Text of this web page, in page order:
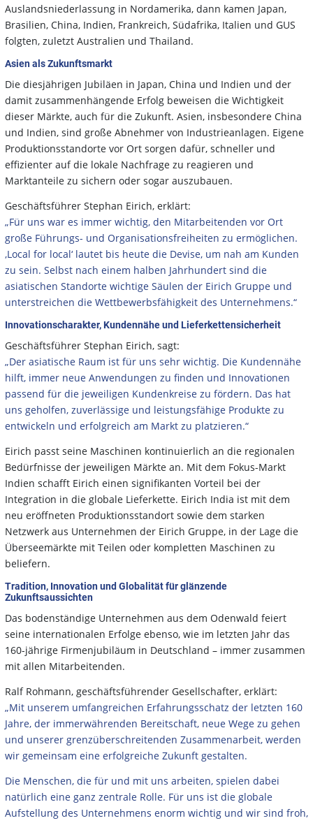
Auslandsniederlassung in Nordamerika, dann kamen Japan,
Brasilien, China, Indien, Frankreich, Südafrika, Italien und GUS
folgten, zuletzt Australien und Thailand.
Asien als Zukunftsmarkt
Die diesjährigen Jubiläen in Japan, China und Indien und der
damit zusammenhängende Erfolg beweisen die Wichtigkeit
dieser Märkte, auch für die Zukunft. Asien, insbesondere China
und Indien, sind große Abnehmer von Industrieanlagen. Eigene
Produktionsstandorte vor Ort sorgen dafür, schneller und
effizienter auf die lokale Nachfrage zu reagieren und
Marktanteile zu sichern oder sogar auszubauen.
Geschäftsführer Stephan Eirich, erklärt:
„Für uns war es immer wichtig, den Mitarbeitenden vor Ort
große Führungs- und Organisationsfreiheiten zu ermöglichen.
‚Local for local‘ lautet bis heute die Devise, um nah am Kunden
zu sein. Selbst nach einem halben Jahrhundert sind die
asiatischen Standorte wichtige Säulen der Eirich Gruppe und
unterstreichen die Wettbewerbsfähigkeit des Unternehmens.“
Innovationscharakter, Kundennähe und Lieferkettensicherheit
Geschäftsführer Stephan Eirich, sagt:
„Der asiatische Raum ist für uns sehr wichtig. Die Kundennähe
hilft, immer neue Anwendungen zu finden und Innovationen
passend für die jeweiligen Kundenkreise zu fördern. Das hat
uns geholfen, zuverlässige und leistungsfähige Produkte zu
entwickeln und erfolgreich am Markt zu platzieren.“
Eirich passt seine Maschinen kontinuierlich an die regionalen
Bedürfnisse der jeweiligen Märkte an. Mit dem Fokus-Markt
Indien schafft Eirich einen signifikanten Vorteil bei der
Integration in die globale Lieferkette. Eirich India ist mit dem
neu eröffneten Produktionsstandort sowie dem starken
Netzwerk aus Unternehmen der Eirich Gruppe, in der Lage die
Überseemärkte mit Teilen oder kompletten Maschinen zu
beliefern.
Tradition, Innovation und Globalität für glänzende
Zukunftsaussichten
Das bodenständige Unternehmen aus dem Odenwald feiert
seine internationalen Erfolge ebenso, wie im letzten Jahr das
160-jährige Firmenjubiläum in Deutschland – immer zusammen
mit allen Mitarbeitenden.
Ralf Rohmann, geschäftsführender Gesellschafter, erklärt:
„Mit unserem umfangreichen Erfahrungsschatz der letzten 160
Jahre, der immerwährenden Bereitschaft, neue Wege zu gehen
und unserer grenzüberschreitenden Zusammenarbeit, werden
wir gemeinsam eine erfolgreiche Zukunft gestalten.
Die Menschen, die für und mit uns arbeiten, spielen dabei
natürlich eine ganz zentrale Rolle. Für uns ist die globale
Aufstellung des Unternehmens enorm wichtig und wir sind froh,